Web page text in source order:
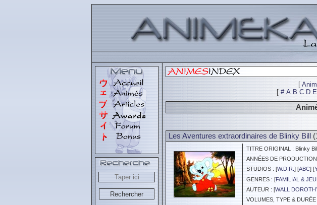
[
[ # A B C D E
Les Aventures extraordinaires de Blinky Bill
TITRE ORIGINAL : Blinky
ANNÉES DE
STUDIOS : [W.D.R. ] [ABC] [
GENRES : [FAMILIAL &
AUTEUR : [WALL
VOLUMES, TYPE &